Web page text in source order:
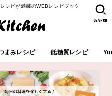
シピが満載のWEBレシピブック
まみレシピ 低糖質レシピ
SEARCH